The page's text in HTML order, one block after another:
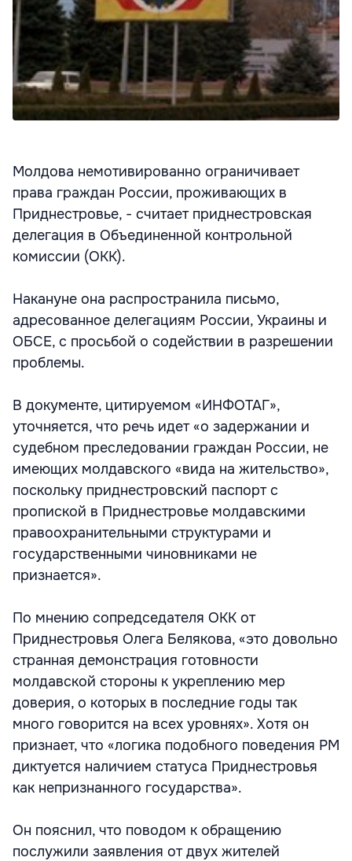
Молдова немотивированно ограничивает
права граждан России, проживающих в
Приднестровье, - считает приднестровская
делегация в Объединенной контрольной
комиссии (ОКК).
Накануне она распространила письмо,
адресованное делегациям России, Украины и
ОБСЕ, с просьбой о содействии в разрешении
проблемы.
В документе, цитируемом «ИНФОТАГ»,
уточняется, что речь идет «о задержании и
судебном преследовании граждан России, не
имеющих молдавского «вида на жительство»,
поскольку приднестровский паспорт с
пропиской в Приднестровье молдавскими
правоохранительными структурами и
государственными чиновниками не
признается».
По мнению сопредседателя ОКК от
Приднестровья Олега Белякова, «это довольно
странная демонстрация готовности
молдавской стороны к укреплению мер
доверия, о которых в последние годы так
много говорится на всех уровнях». Хотя он
признает, что «логика подобного поведения РМ
диктуется наличием статуса Приднестровья
как непризнанного государства».
Он пояснил, что поводом к обращению
послужили заявления от двух жителей